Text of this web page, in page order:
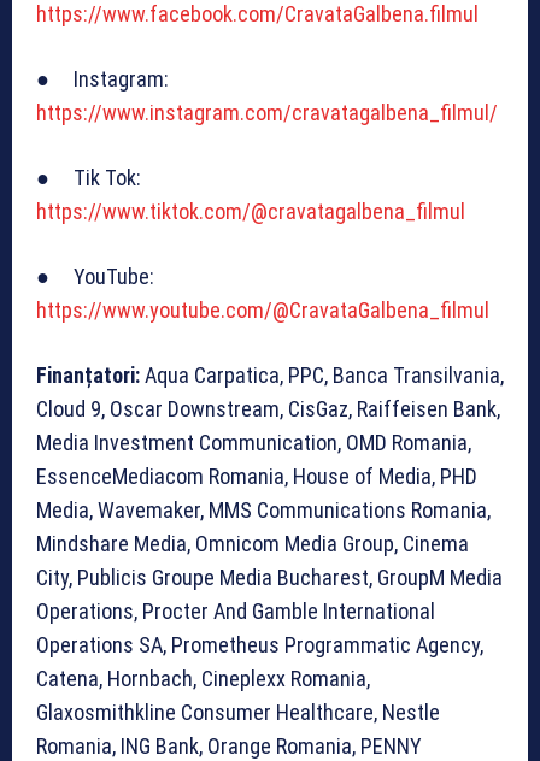
https://www.facebook.com/CravataGalbena.filmul
● Instagram:
https://www.instagram.com/cravatagalbena_filmul/
● Tik Tok:
https://www.tiktok.com/@cravatagalbena_filmul
● YouTube:
https://www.youtube.com/@CravataGalbena_filmul
Finanțatori:Aqua Carpatica, PPC, Banca Transilvania,
Cloud 9, Oscar Downstream, CisGaz, Raiffeisen Bank,
Media Investment Communication, OMD Romania,
EssenceMediacom Romania, House of Media, PHD
Media, Wavemaker, MMS Communications Romania,
Mindshare Media, Omnicom Media Group, Cinema
City, Publicis Groupe Media Bucharest, GroupM Media
Operations, Procter And Gamble International
Operations SA, Prometheus Programmatic Agency,
Catena, Hornbach, Cineplexx Romania,
Glaxosmithkline Consumer Healthcare, Nestle
Romania, ING Bank, Orange Romania, PENNY